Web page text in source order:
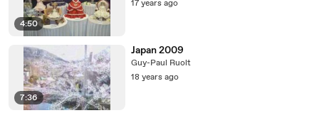
4:50
17 years ago
7:36
Japan 2009
Guy-Paul Ruolt
18 years ago